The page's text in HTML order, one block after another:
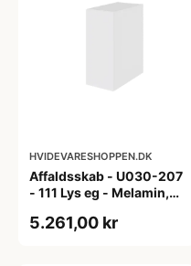
HVIDEVARESHOPPEN.DK
Affaldsskab - U030-207
- 111 Lys eg - Melamin,
5.261,00 kr